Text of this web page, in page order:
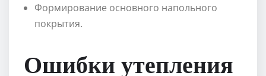
Формирование основного напольного
покрытия.
Ошибки утепления